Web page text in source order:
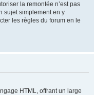
la remontée n’est pas
sujet simplement en y
les règles du forum en le
HTML, offrant un large